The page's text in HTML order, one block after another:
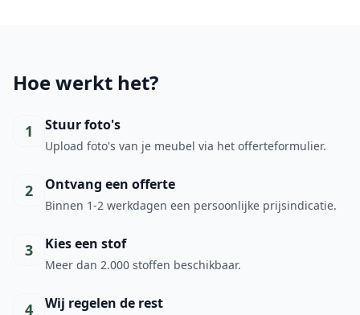
Hoe werkt het?
1 Stuur foto's
Upload foto's van je meubel via het offerteformulier.
2 Ontvang een offerte
Binnen 1-2 werkdagen een persoonlijke prijsindicatie.
3 Kies een stof
Meer dan 2.000 stoffen beschikbaar.
4 Wij regelen de rest